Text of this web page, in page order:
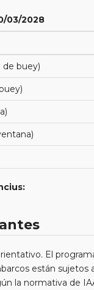
03/2028
de buey)
El
están sujetos
la normativa de